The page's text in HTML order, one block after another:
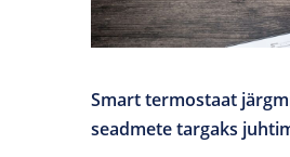
Smart termostaat
seadmete targaks